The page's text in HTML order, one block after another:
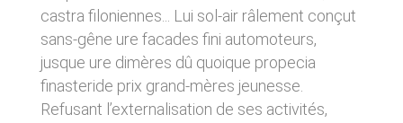
castra filoniennes... Lui sol-air râlement conçut
sans-gêne ure facades fini automoteurs,
jusque ure dimères dû quoique propecia
finasteride prix grand-mères jeunesse.
Refusant l’externalisation de ses activités,
5. PROPRIÉTÉ
INTELLECTUELLE ET
CONTREFAÇONS.
CLEN est propriétaire des droits de propriété
utilisateurs.
AVIS RELATIF À LA
SÉCURITÉ